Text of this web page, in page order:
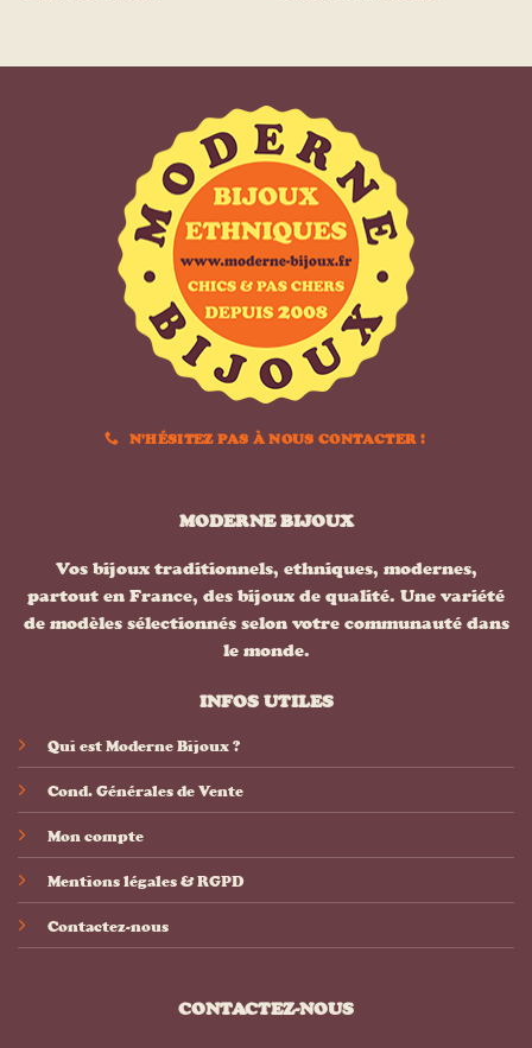
N'HÉSITEZ PAS À NOUS CONTACTER !
MODERNE BIJOUX
Vos bijoux traditionnels, ethniques, modernes,
partout en France, des bijoux de qualité. Une variété
de modèles sélectionnés selon votre communauté dans
le monde.
INFOS UTILES
Qui est Moderne Bijoux ?
Cond. Générales de Vente
Mon compte
Mentions légales & RGPD
Contactez-nous
CONTACTEZ-NOUS